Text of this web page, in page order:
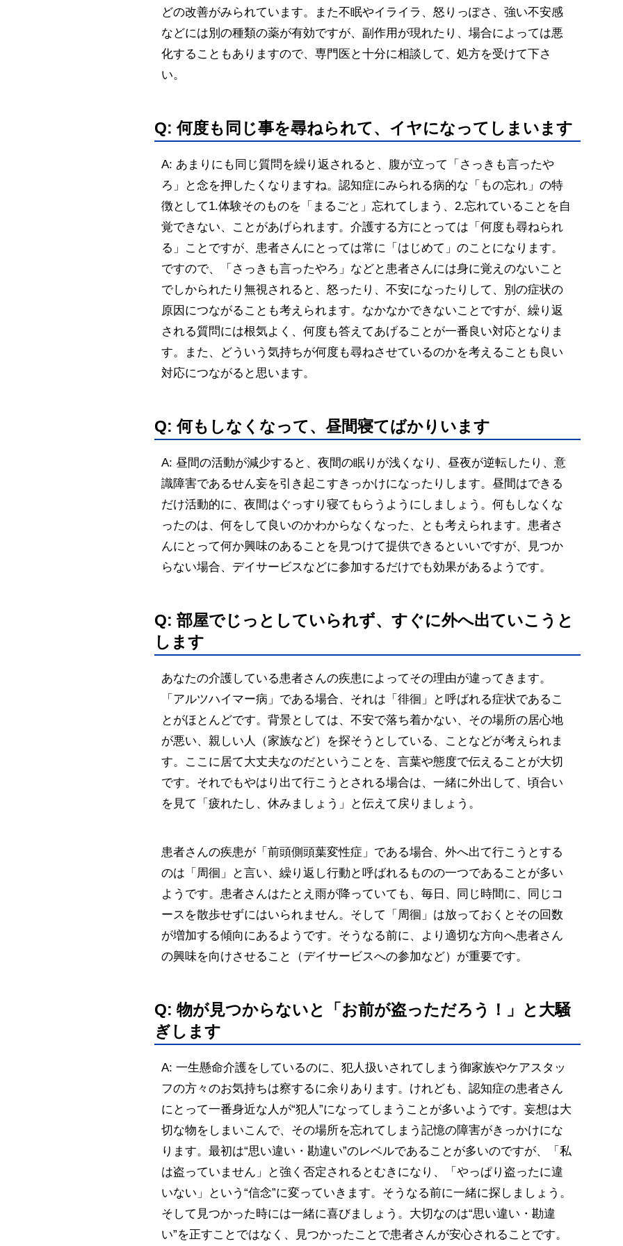
どの改善がみられています。また不眠やイライラ、怒りっぽさ、強い不安感
などには別の種類の薬が有効ですが、副作用が現れたり、場合によっては悪
化することもありますので、専門医と十分に相談して、処方を受けて下さ
い。
Q: 何度も同じ事を尋ねられて、イヤになってしまいます
A: あまりにも同じ質問を繰り返されると、腹が立って「さっきも言ったや
ろ」と念を押したくなりますね。認知症にみられる病的な「もの忘れ」の特
徴として1.体験そのものを「まるごと」忘れてしまう、2.忘れていることを自
覚できない、ことがあげられます。介護する方にとっては「何度も尋ねられ
る」ことですが、患者さんにとっては常に「はじめて」のことになります。
ですので、「さっきも言ったやろ」などと患者さんには身に覚えのないこと
でしかられたり無視されると、怒ったり、不安になったりして、別の症状の
原因につながることも考えられます。なかなかできないことですが、繰り返
される質問には根気よく、何度も答えてあげることが一番良い対応となりま
す。また、どういう気持ちが何度も尋ねさせているのかを考えることも良い
対応につながると思います。
Q: 何もしなくなって、昼間寝てばかりいます
A: 昼間の活動が減少すると、夜間の眠りが浅くなり、昼夜が逆転したり、意
識障害であるせん妄を引き起こすきっかけになったりします。昼間はできる
だけ活動的に、夜間はぐっすり寝てもらうようにしましょう。何もしなくな
ったのは、何をして良いのかわからなくなった、とも考えられます。患者さ
んにとって何か興味のあることを見つけて提供できるといいですが、見つか
らない場合、デイサービスなどに参加するだけでも効果があるようです。
Q: 部屋でじっとしていられず、すぐに外へ出ていこうと
します
あなたの介護している患者さんの疾患によってその理由が違ってきます。
「アルツハイマー病」である場合、それは「徘徊」と呼ばれる症状であるこ
とがほとんどです。背景としては、不安で落ち着かない、その場所の居心地
が悪い、親しい人（家族など）を探そうとしている、ことなどが考えられま
す。ここに居て大丈夫なのだということを、言葉や態度で伝えることが大切
です。それでもやはり出て行こうとされる場合は、一緒に外出して、頃合い
を見て「疲れたし、休みましょう」と伝えて戻りましょう。
患者さんの疾患が「前頭側頭葉変性症」である場合、外へ出て行こうとする
のは「周徊」と言い、繰り返し行動と呼ばれるものの一つであることが多い
ようです。患者さんはたとえ雨が降っていても、毎日、同じ時間に、同じコ
ースを散歩せずにはいられません。そして「周徊」は放っておくとその回数
が増加する傾向にあるようです。そうなる前に、より適切な方向へ患者さん
の興味を向けさせること（デイサービスへの参加など）が重要です。
Q: 物が見つからないと「お前が盗っただろう！」と大騒
ぎします
A: 一生懸命介護をしているのに、犯人扱いされてしまう御家族やケアスタッ
フの方々のお気持ちは察するに余りあります。けれども、認知症の患者さん
にとって一番身近な人が“犯人”になってしまうことが多いようです。妄想は大
切な物をしまいこんで、その場所を忘れてしまう記憶の障害がきっかけにな
ります。最初は“思い違い・勘違い”のレベルであることが多いのですが、「私
は盗っていません」と強く否定されるとむきになり、「やっぱり盗ったに違
いない」という“信念”に変っていきます。そうなる前に一緒に探しましょう。
そして見つかった時には一緒に喜びましょう。大切なのは“思い違い・勘違
い”を正すことではなく、見つかったことで患者さんが安心されることです。